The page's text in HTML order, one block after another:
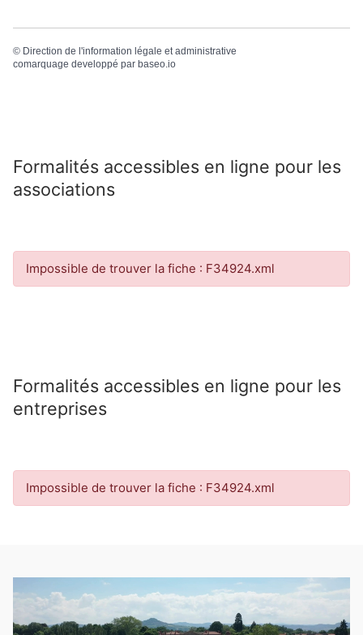
© Direction de l'information légale et administrative
comarquage developpé par baseo.io
Formalités accessibles en ligne pour les
associations
Impossible de trouver la fiche : F34924.xml
Formalités accessibles en ligne pour les
entreprises
Impossible de trouver la fiche : F34924.xml